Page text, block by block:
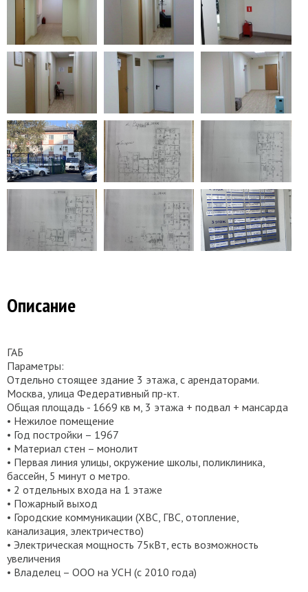
Описание
ГАБ
Параметры:
Отдельно стоящее здание 3 этажа, с арендаторами.
Москва, улица Федеративный пр-кт.
Общая площадь - 1669 кв м, 3 этажа + подвал + мансарда
• Нежилое помещение
• Год постройки – 1967
• Материал стен – монолит
• Первая линия улицы, окружение школы, поликлиника,
бассейн, 5 минут о метро.
• 2 отдельных входа на 1 этаже
• Пожарный выход
• Городские коммуникации (ХВС, ГВС, отопление,
канализация, электричество)
• Электрическая мощность 75кВт, есть возможность
увеличения
• Владелец – ООО на УСН (с 2010 года)